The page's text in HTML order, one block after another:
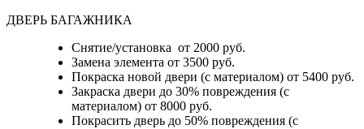
ДВЕРЬ БАГАЖНИКА
Снятие/установка от 2000 руб.
Замена элемента от 3500 руб.
Покраска новой двери (с материалом) от 5400 руб.
Закраска двери до 30% повреждения (с
материалом) от 8000 руб.
Покрасить дверь до 50% повреждения (с